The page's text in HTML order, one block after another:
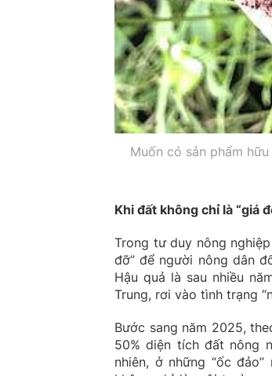
Muốn có sản phẩm
Khi đất không chỉ là “giá
Trong tư duy nông
đỡ” để người nông dân
Hậu quả là sau nhiều
Trung, rơi vào tình trạng
Bước sang năm 2025,
50% diện tích đất nông
nhiên, ở những “ốc